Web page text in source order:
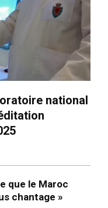
national
que le Maroc
chantage »